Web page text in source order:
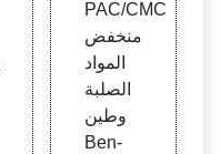
PAC/CMC
منخفض
المواد
الصلبة
وطين
Ben-